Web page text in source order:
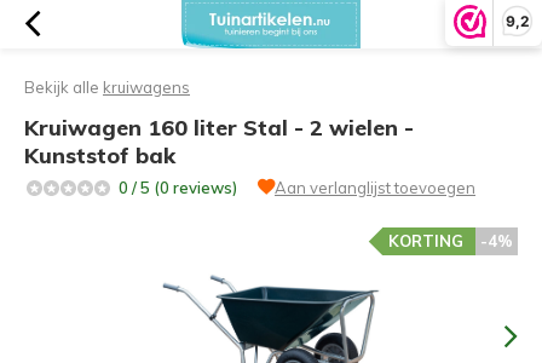
9,2
Bekijk alle kruiwagens
Kruiwagen 160 liter Stal - 2 wielen -
Kunststof bak
0 / 5 (0 reviews) Aan verlanglijst toevoegen
-4%
KORTING